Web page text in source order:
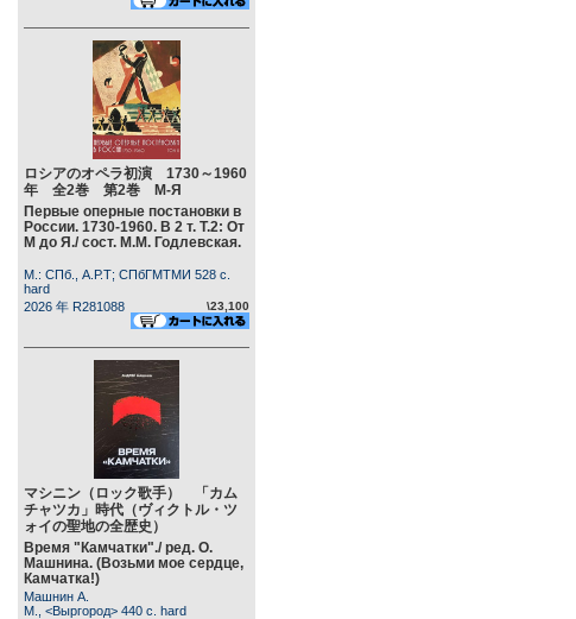
ロシアのオペラ初演 1730～1960
年 全2巻 第2巻 М-Я
Первые оперные постановки в
России. 1730-1960. В 2 т. Т.2: От
М до Я./ сост. М.М. Годлевская.
М.: СПб., А.Р.Т; СПбГМТМИ 528 c.
hard
2026 年 R281088
\23,100
マシニン（ロック歌手） 「カム
チャツカ」時代（ヴィクトル・ツ
ォイの聖地の全歴史）
Время "Камчатки"./ ред. О.
Машнина. (Возьми мое сердце,
Камчатка!)
Машнин А.
М., <Выргород> 440 c. hard